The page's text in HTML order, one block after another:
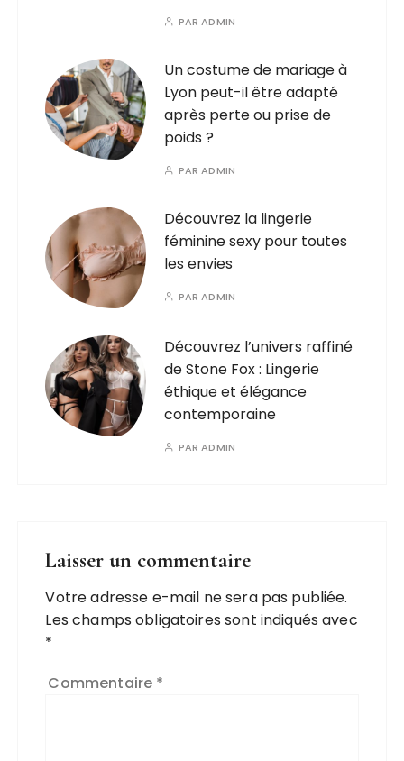
PARADMIN
Un costume de mariage à
Lyon peut-il être adapté
après perte ou prise de
poids ?
PARADMIN
Découvrez la lingerie
féminine sexy pour toutes
les envies
PARADMIN
Découvrez l’univers raffiné
de Stone Fox : Lingerie
éthique et élégance
contemporaine
PARADMIN
Laisser un commentaire
Votre adresse e-mail ne sera pas publiée.
Les champs obligatoires sont indiqués avec
*
Commentaire *
A
l
t
r